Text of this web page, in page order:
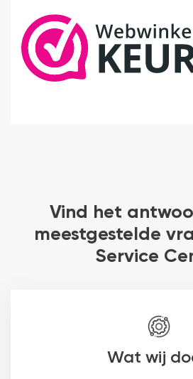
Vind het
meestgestelde
Service
Wat wij